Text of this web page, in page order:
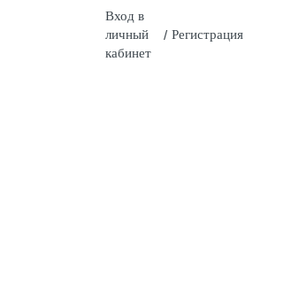
Вход в
личный
кабинет
/ Регистрация